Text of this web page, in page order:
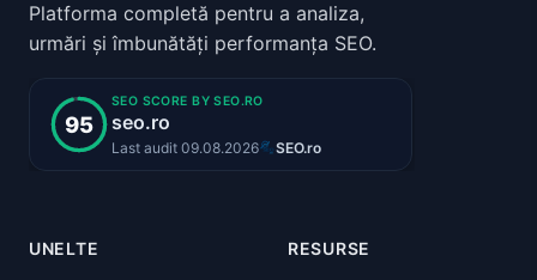
Platforma completă pentru a analiza,
urmări și îmbunătăți performanța SEO.
UNELTE RESURSE